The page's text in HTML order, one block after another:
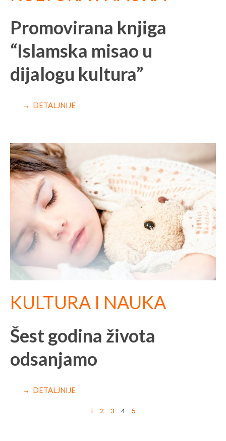
Promovirana knjiga
“Islamska misao u
dijalogu kultura”
→ DETALJNIJE
KULTURA I NAUKA
Šest godina života
odsanjamo
→ DETALJNIJE
1 2 3 4 5